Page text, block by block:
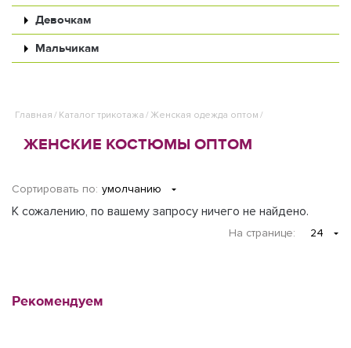
Девочкам
Мальчикам
Главная / Каталог трикотажа / Женская одежда оптом /
ЖЕНСКИЕ КОСТЮМЫ ОПТОМ
Сортировать по: умолчанию
К сожалению, по вашему запросу ничего не найдено.
На странице: 24
Рекомендуем